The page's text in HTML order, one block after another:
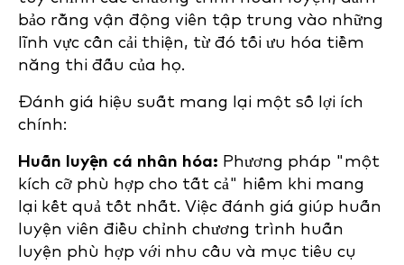
bảo rằng vận động viên tập trung vào những
lĩnh vực cần cải thiện, từ đó tối ưu hóa tiềm
năng thi đấu của họ.
Đánh giá hiệu suất mang lại một số lợi ích
chính:
Huấn luyện cá nhân hóa: Phương pháp "một
kích cỡ phù hợp cho tất cả" hiếm khi mang
lại kết quả tốt nhất. Việc đánh giá giúp huấn
luyện viên điều chỉnh chương trình huấn
luyện phù hợp với nhu cầu và mục tiêu cụ